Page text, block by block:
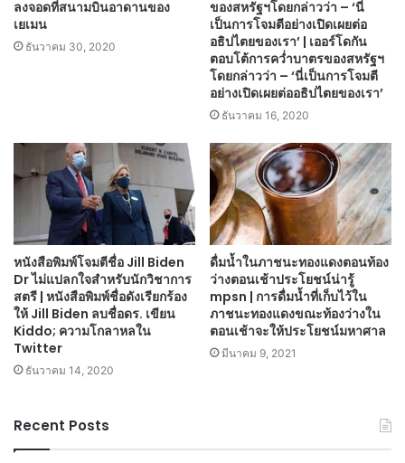
ลงจอดที่สนามบินอาดานของ
เยเมน
ธันวาคม 30, 2020
ของสหรัฐฯโดยกล่าวว่า – ‘นี่
เป็นการโจมตีอย่างเปิดเผยต่อ
อธิปไตยของเรา’ | เออร์โดกัน
ตอบโต้การคว่ำบาตรของสหรัฐฯ
โดยกล่าวว่า – ‘นี่เป็นการโจมตี
อย่างเปิดเผยต่ออธิปไตยของเรา’
ธันวาคม 16, 2020
หนังสือพิมพ์โจมตีชื่อ Jill Biden
Dr ไม่แปลกใจสำหรับนักวิชาการ
สตรี | หนังสือพิมพ์ชื่อดังเรียกร้อง
ให้ Jill Biden ลบชื่อดร. เขียน
Kiddo; ความโกลาหลใน
Twitter
ธันวาคม 14, 2020
ดื่มน้ำในภาชนะทองแดงตอนท้อง
ว่างตอนเช้าประโยชน์น่ารู้
mpsn | การดื่มน้ำที่เก็บไว้ใน
ภาชนะทองแดงขณะท้องว่างใน
ตอนเช้าจะให้ประโยชน์มหาศาล
มีนาคม 9, 2021
Recent Posts